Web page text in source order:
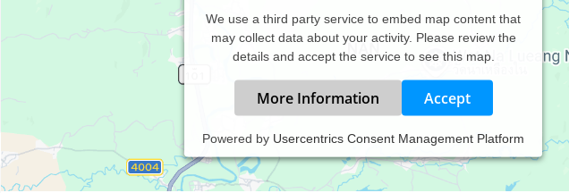
We use a third party service to embed map content that
may collect data about your activity. Please review the
details and accept the service to see this map.
More Information Accept
Powered by Usercentrics Consent Management Platform
Systemische Praxis für Psychotherapie, Beratung coaching für Einzelne, Paare, Familien
schnelle Termine, einfühlsame Therapie, wirksame Methoden, transparente Behandlungsdauer